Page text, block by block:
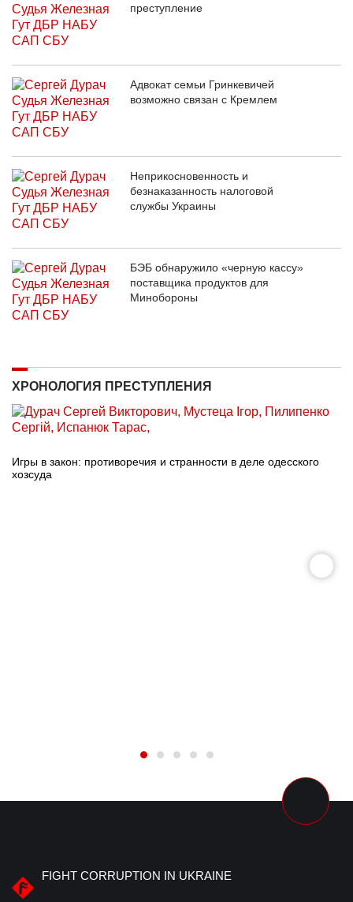
преступление
Адвокат семьи Гринкевичей
возможно связан с Кремлем
Неприкосновенность и
безнаказанность налоговой
службы Украины
БЭБ обнаружило «черную кассу»
поставщика продуктов для
Минобороны
ХРОНОЛОГИЯ ПРЕСТУПЛЕНИЯ
Игры в закон: противоречия и странности в деле одесского
хозсуда
FIGHT CORRUPTION IN UKRAINE